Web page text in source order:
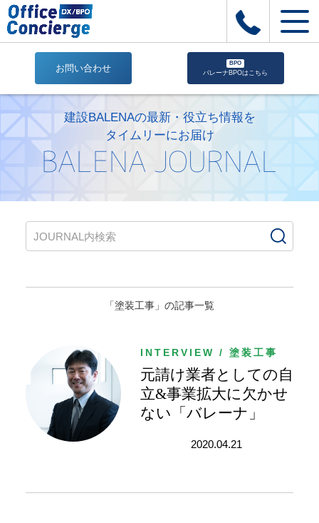
塗
工
事
イ
お問い合わせ BPO
バレーナBPOはこちら
建設BALENAの最新・役立ち情報を
タイムリーにお届け
BALENA JOURNAL
「塗装工事」の記事一覧
INTERVIEW / 塗装工事
元請け業者としての自
立&事業拡大に欠かせ
ない「バレーナ」
2020.04.21